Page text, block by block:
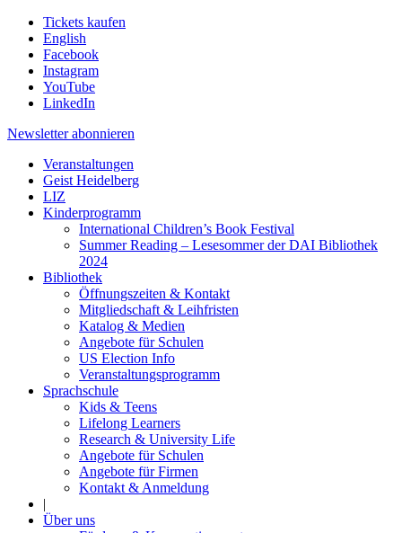
Tickets kaufen
English
Facebook
Instagram
YouTube
LinkedIn
Newsletter abonnieren
Veranstaltungen
Geist Heidelberg
LIZ
Kinderprogramm
International Children’s Book Festival
Summer Reading – Lesesommer der DAI Bibliothek
2024
Bibliothek
Öffnungszeiten & Kontakt
Mitgliedschaft & Leihfristen
Katalog & Medien
Angebote für Schulen
US Election Info
Veranstaltungsprogramm
Sprachschule
Kids & Teens
Lifelong Learners
Research & University Life
Angebote für Schulen
Angebote für Firmen
Kontakt & Anmeldung
|
Über uns